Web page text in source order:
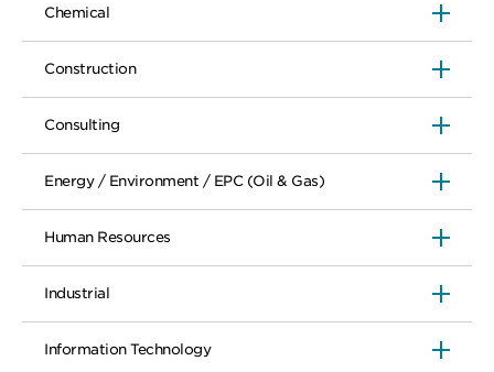
Chemical
Construction
Consulting
Energy / Environment / EPC (Oil & Gas)
Human Resources
Industrial
Information Technology